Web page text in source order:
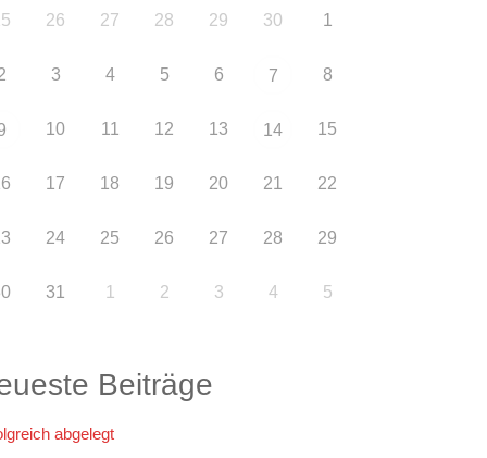
26 27 28 29 30 1
3 4 5 6 7 8
10 11 12 13 14 15
17 18 19 20 21 22
24 25 26 27 28 29
31 1 2 3 4 5
Beiträge
abgelegt